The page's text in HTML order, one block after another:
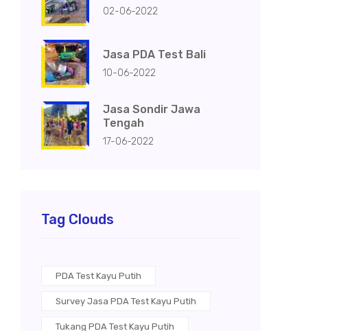
02-06-2022
Jasa PDA Test Bali
10-06-2022
Jasa Sondir Jawa
Tengah
17-06-2022
Tag Clouds
PDA Test Kayu Putih
Survey Jasa PDA Test Kayu Putih
Tukang PDA Test Kayu Putih